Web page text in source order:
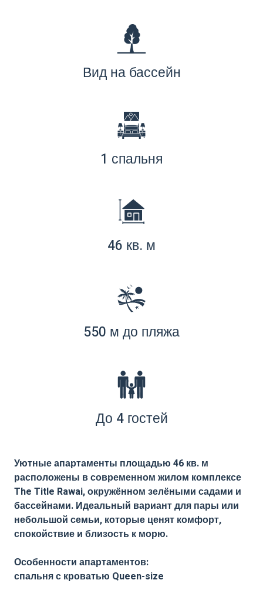
Вид на бассейн
1 спальня
46 кв. м
550 м до пляжа
До 4 гостей
Уютные апартаменты площадью 46 кв. м
расположены в современном жилом комплексе
The Title Rawai, окружённом зелёными садами и
бассейнами. Идеальный вариант для пары или
небольшой семьи, которые ценят комфорт,
спокойствие и близость к морю.
Особенности апартаментов:
спальня с кроватью Queen-size